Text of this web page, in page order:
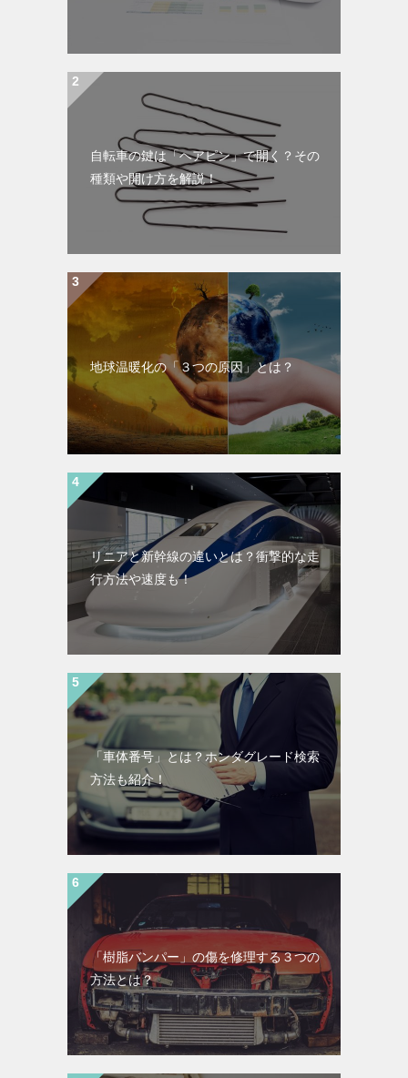
自転車の鍵は「ヘアピン」で開く？その
種類や開け方を解説！
地球温暖化の「３つの原因」とは？
リニアと新幹線の違いとは？衝撃的な走
行方法や速度も！
「車体番号」とは？ホンダグレード検索
方法も紹介！
「樹脂バンパー」の傷を修理する３つの
方法とは？